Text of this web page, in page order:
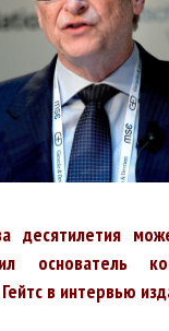
десятилетия
основатель
в интервью